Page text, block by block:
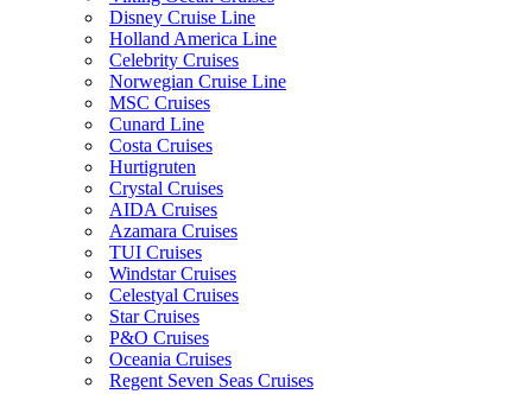
Disney Cruise Line
Holland America Line
Celebrity Cruises
Norwegian Cruise Line
MSC Cruises
Cunard Line
Costa Cruises
Hurtigruten
Crystal Cruises
AIDA Cruises
Azamara Cruises
TUI Cruises
Windstar Cruises
Celestyal Cruises
Star Cruises
P&O Cruises
Oceania Cruises
Regent Seven Seas Cruises